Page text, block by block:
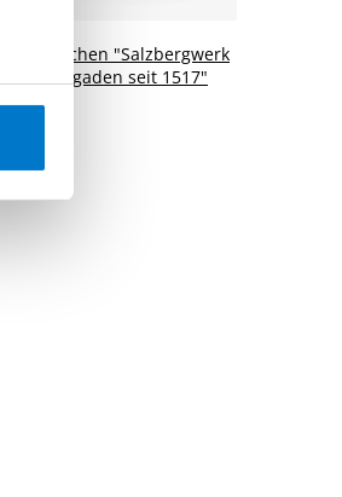
Salzsäckchen "Salzbergwerk
Berchtesgaden seit 1517"
10,00 €